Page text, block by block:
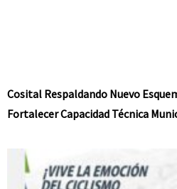
Cosital Respaldando Nuevo
Fortalecer Capacidad Técnica